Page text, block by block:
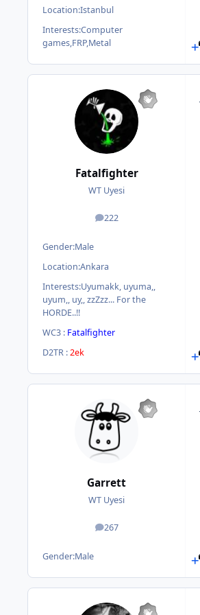
Location:Istanbul
Interests:Computer
games,FRP,Metal
Fatalfighter
WT Uyesi
222
posts
Gender:Male
Location:Ankara
Interests:Uyumakk, uyuma,,
uyum,, uy,, zzZzz... For the
HORDE..!!
WC3 : Fatalfighter
D2TR :2ek
Garrett
WT Uyesi
267
posts
Gender:Male